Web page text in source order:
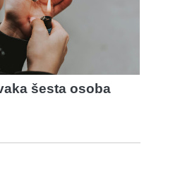
šesta osoba